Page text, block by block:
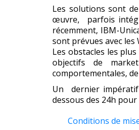
Les solutions sont
œuvre, parfois
récemment, IBM-
sont prévues avec les
Les obstacles les
objectifs de
comportementales,
Un dernier impératif
dessous des 24h
Conditions de